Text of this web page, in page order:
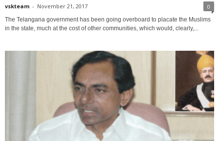
vskteam - November 21, 2017 0
The Telangana government has been going overboard to placate the Muslims
in the state, much at the cost of other communities, which would, clearly,...